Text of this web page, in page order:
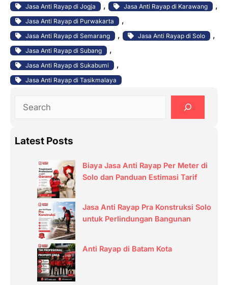
Jasa Anti Rayap di Jogja , Jasa Anti Rayap di Karawang
Jasa Anti Rayap di Purwakarta ,
Jasa Anti Rayap di Semarang , Jasa Anti Rayap di Solo ,
Jasa Anti Rayap di Subang ,
Jasa Anti Rayap di Sukabumi ,
Jasa Anti Rayap di Tasikmalaya
r
Latest Posts
Biaya Jasa Anti Rayap Per Meter di
Solo dan Panduan Estimasi Tarif
Jasa Anti Rayap Pra Konstruksi Solo
untuk Perlindungan Bangunan
Anti Rayap di Batam Kota